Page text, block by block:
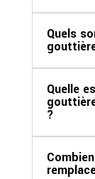
Quels
Quelle
?